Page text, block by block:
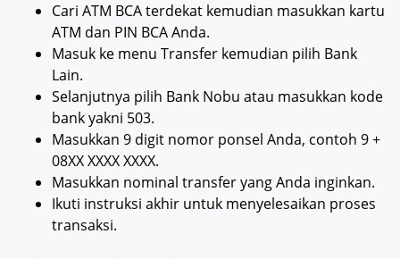
Cari ATM BCA terdekat kemudian masukkan kartu
ATM dan PIN BCA Anda.
Masuk ke menu Transfer kemudian pilih Bank
Lain.
Selanjutnya pilih Bank Nobu atau masukkan kode
bank yakni 503.
Masukkan 9 digit nomor ponsel Anda, contoh 9 +
08XX XXXX XXXX.
Masukkan nominal transfer yang Anda inginkan.
Ikuti instruksi akhir untuk menyelesaikan proses
transaksi.